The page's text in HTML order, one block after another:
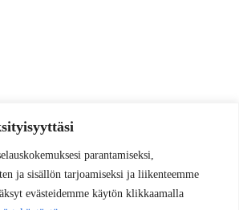
parantamiseksi,
ja sisällön tarjoamiseksi ja liikenteemme
evästeidemme käytön klikkaamalla
– vinkit toteutukseen
sivua kalenteriin